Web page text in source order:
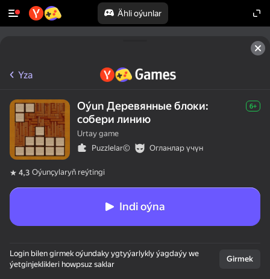
Ähli oýunlar
Yza
Oýun Деревянные блоки:
собери линию
6+
Urtay game
Puzzlelar©
Огланлар үчүн
4,3 Oýunçylaryň reýtingi
Indi oýna
Login bilen girmek oýundaky ygtyýarlykly ýagdaýy we
ýetginjeklikleri howpsuz saklar
Girmek